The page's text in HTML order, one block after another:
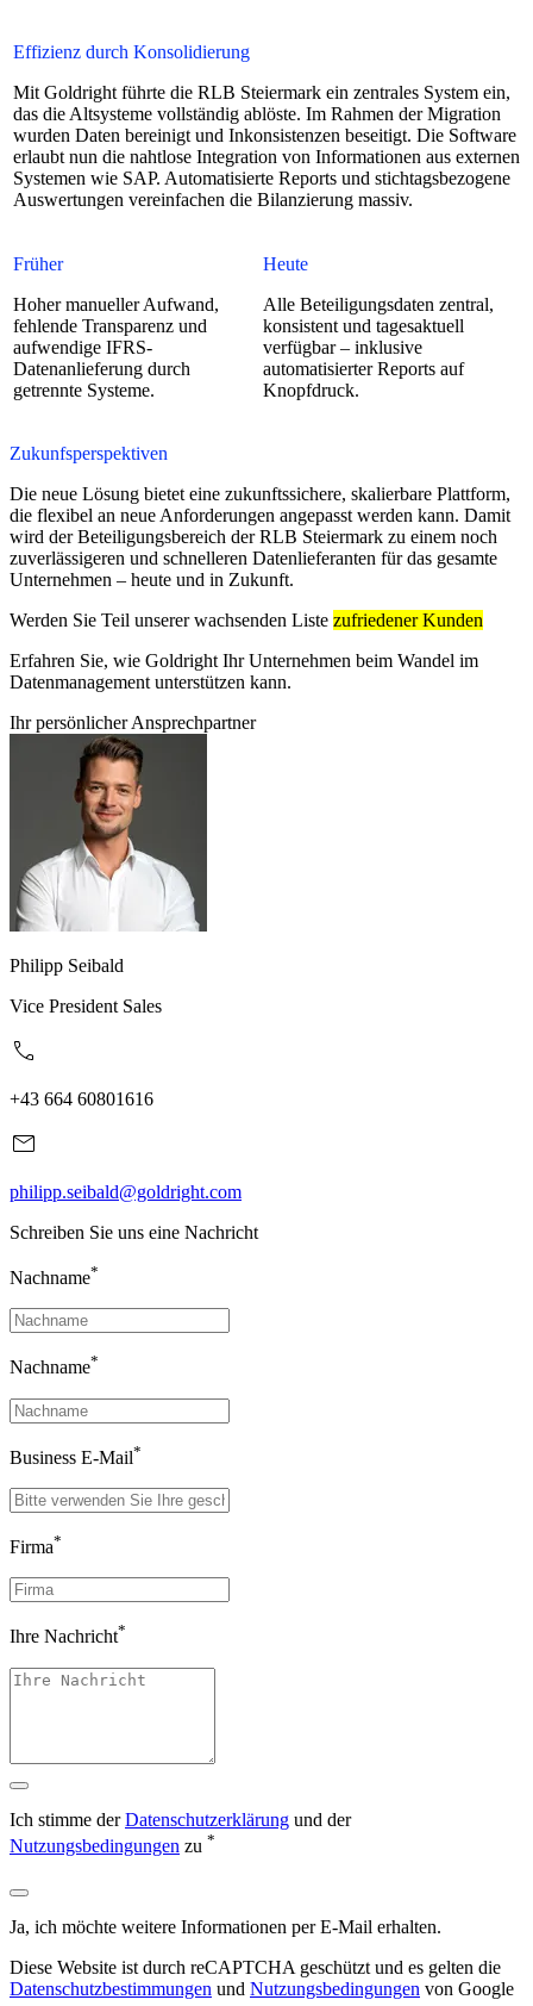
Effizienz durch Konsolidierung
Mit Goldright führte die RLB Steiermark ein zentrales System ein,
das die Altsysteme vollständig ablöste. Im Rahmen der Migration
wurden Daten bereinigt und Inkonsistenzen beseitigt. Die Software
erlaubt nun die nahtlose Integration von Informationen aus externen
Systemen wie SAP. Automatisierte Reports und stichtagsbezogene
Auswertungen vereinfachen die Bilanzierung massiv.
Früher
Hoher manueller Aufwand,
fehlende Transparenz und
aufwendige IFRS-
Datenanlieferung durch
getrennte Systeme.
Heute
Alle Beteiligungsdaten zentral,
konsistent und tagesaktuell
verfügbar – inklusive
automatisierter Reports auf
Knopfdruck.
Zukunfsperspektiven
Die neue Lösung bietet eine zukunftssichere, skalierbare Plattform,
die flexibel an neue Anforderungen angepasst werden kann. Damit
wird der Beteiligungsbereich der RLB Steiermark zu einem noch
zuverlässigeren und schnelleren Datenlieferanten für das gesamte
Unternehmen – heute und in Zukunft.
Werden Sie Teil unserer wachsenden Liste zufriedener Kunden
Erfahren Sie, wie Goldright Ihr Unternehmen beim Wandel im
Datenmanagement unterstützen kann.
Ihr persönlicher Ansprechpartner
Philipp Seibald
Vice President Sales
+43 664 60801616
philipp.seibald@goldright.com
Schreiben Sie uns eine Nachricht
Nachname*
Nachname*
Business E-Mail*
Firma*
Ihre Nachricht*
Ich stimme derDatenschutzerklärung und der
Nutzungsbedingungen zu *
Ja, ich möchte weitere Informationen per E-Mail erhalten.
Diese Website ist durch reCAPTCHA geschützt und es gelten die
Datenschutzbestimmungen und Nutzungsbedingungen von Google